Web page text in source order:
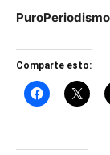
Comparte esto: